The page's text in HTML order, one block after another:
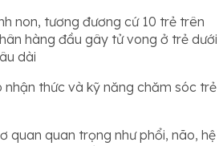
non, tương đương cứ 10 trẻ trên
hàng đầu gây tử vong ở trẻ dưới
dài
nhận thức và kỹ năng chăm sóc trẻ
quan quan trọng như phổi, não, hệ